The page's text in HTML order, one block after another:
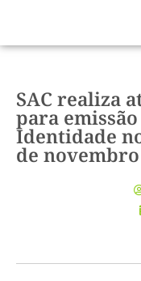
SAC realiza
para
Identidade
de novembro